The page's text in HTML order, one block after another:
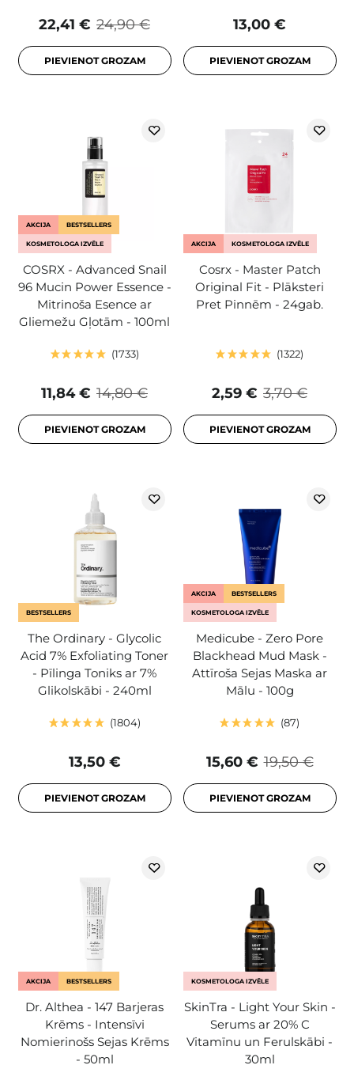
24,90 €
22,41 €
PIEVIENOT GROZAM
13,00 €
PIEVIENOT GROZAM
AKCIJA BESTSELLERS
KOSMETOLOGA IZVĒLE
COSRX - Advanced Snail
96 Mucin Power Essence -
Mitrinoša Esence ar
Gliemežu Gļotām - 100ml
1733
14,80 €
11,84 €
PIEVIENOT GROZAM
AKCIJA KOSMETOLOGA IZVĒLE
Cosrx - Master Patch
Original Fit - Plāksteri
Pret Pinnēm - 24gab.
1322
3,70 €
2,59 €
PIEVIENOT GROZAM
BESTSELLERS
The Ordinary - Glycolic
Acid 7% Exfoliating Toner
- Pīlinga Toniks ar 7%
Glikolskābi - 240ml
1804
13,50 €
PIEVIENOT GROZAM
AKCIJA BESTSELLERS
KOSMETOLOGA IZVĒLE
Medicube - Zero Pore
Blackhead Mud Mask -
Attīroša Sejas Maska ar
Mālu - 100g
87
19,50 €
15,60 €
PIEVIENOT GROZAM
AKCIJA BESTSELLERS
Dr. Althea - 147 Barjeras
Krēms - Intensīvi
Nomierinošs Sejas Krēms
- 50ml
KOSMETOLOGA IZVĒLE
SkinTra - Light Your Skin -
Serums ar 20% C
Vitamīnu un Ferulskābi -
30ml